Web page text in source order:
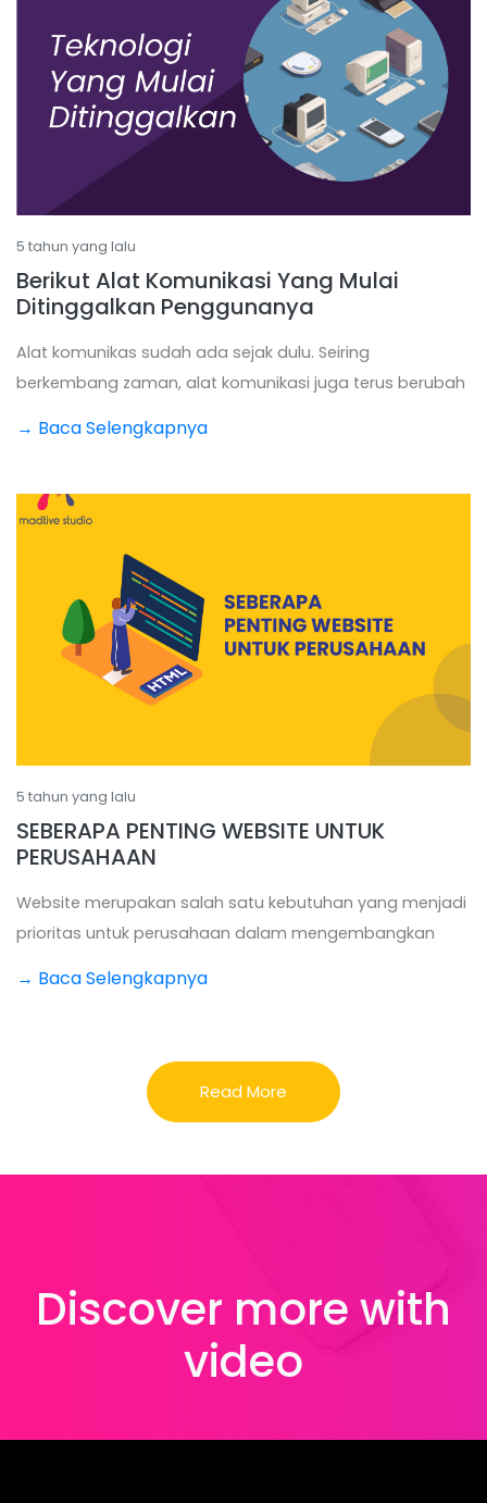
5 tahun yang lalu
Berikut Alat Komunikasi Yang Mulai
Ditinggalkan Penggunanya
Alat komunikas sudah ada sejak dulu. Seiring
berkembang zaman, alat komunikasi juga terus berubah
→ Baca Selengkapnya
5 tahun yang lalu
SEBERAPA PENTING WEBSITE UNTUK
PERUSAHAAN
Website merupakan salah satu kebutuhan yang menjadi
prioritas untuk perusahaan dalam mengembangkan
→ Baca Selengkapnya
Read More
Discover more with
video